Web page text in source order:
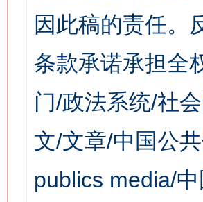
因此稿的责任。
条款承诺承担全
门/政法系统/社
文/文章/中国公
publics media/